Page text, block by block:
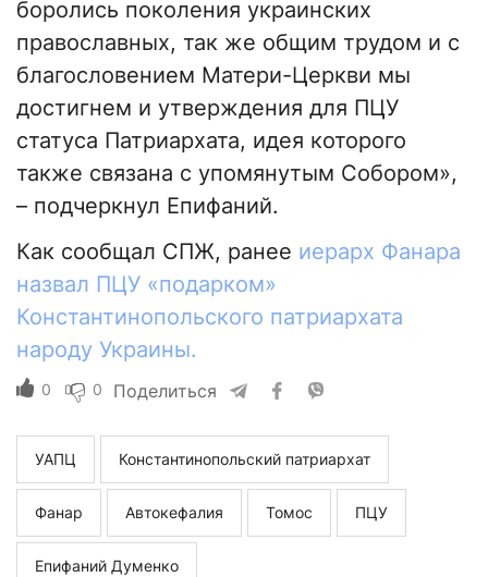
боролись поколения украинских
православных, так же общим трудом и с
благословением Матери-Церкви мы
достигнем и утверждения для ПЦУ
статуса Патриархата, идея которого
также связана с упомянутым Собором»,
– подчеркнул Епифаний.
Как сообщал СПЖ, ранее иерарх Фанара
назвал ПЦУ «подарком»
Константинопольского патриархата
народу Украины.
0 0 Поделиться
УАПЦ Константинопольский патриархат
Фанар Автокефалия Томос ПЦУ
Епифаний Думенко